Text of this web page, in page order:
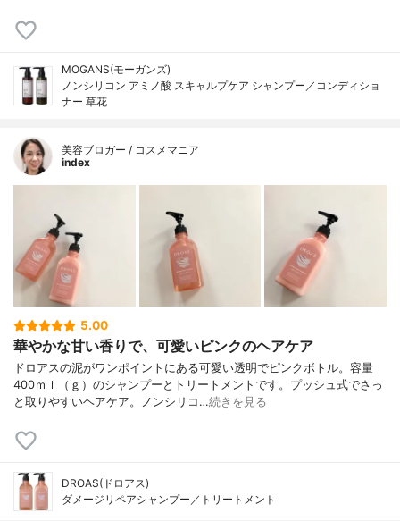
MOGANS(モーガンズ)
ノンシリコン アミノ酸 スキャルプケア シャンプー／コンディショ
ナー 草花
美容ブロガー / コスメマニア
index
5.00
華やかな甘い香りで、可愛いピンクのヘアケア
ドロアスの泥がワンポイントにある可愛い透明でピンクボトル。容量
400ｍｌ（ｇ）のシャンプーとトリートメントです。プッシュ式でさっ
と取りやすいヘアケア。ノンシリコ…続きを見る
DROAS(ドロアス)
ダメージリペアシャンプー／トリートメント